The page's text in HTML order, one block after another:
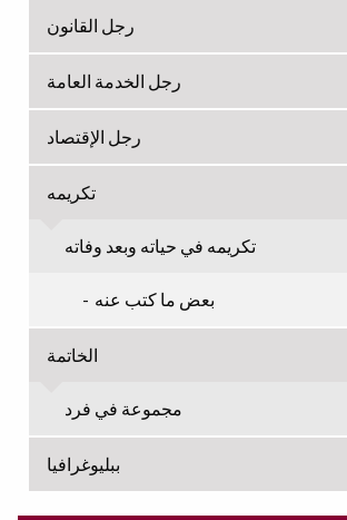
رجل القانون
رجل الخدمة العامة
رجل الإقتصاد
تكريمه
تكريمه في حياته وبعد وفاته
بعض ما كتب عنه
الخاتمة
مجموعة في فرد
ببليوغرافيا